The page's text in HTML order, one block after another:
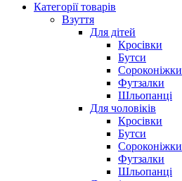
Категорії товарів
Взуття
Для дітей
Кросівки
Бутси
Сороконіжки
Футзалки
Шльопанці
Для чоловіків
Кросівки
Бутси
Сороконіжки
Футзалки
Шльопанці